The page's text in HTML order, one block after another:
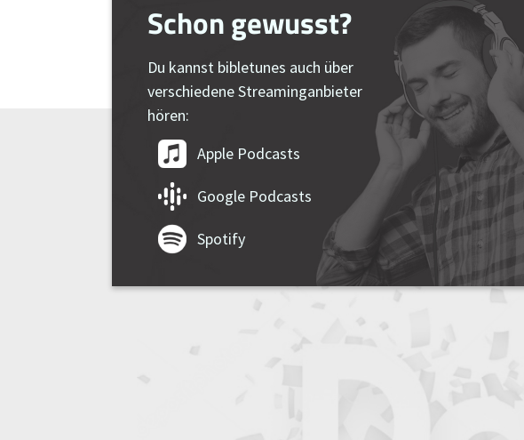
Schon gewusst?
Du kannst bibletunes auch über
verschiedene Streaminganbieter
hören:
Apple Podcasts
Google Podcasts
Spotify